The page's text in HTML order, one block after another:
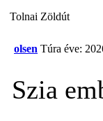
Tolnai Zöldút
olsen Túra éve:
Szia